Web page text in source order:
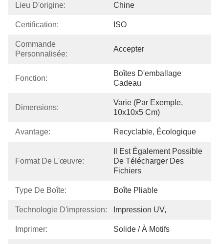
Lieu D'origine: Chine
Certification: ISO
Commande
Personnalisée:
Accepter
Fonction:
Boîtes D'emballage
Cadeau
Dimensions:
Varie (par Exemple,
10x10x5 Cm)
Avantage: Recyclable, Écologique
Format De L'œuvre:
Il Est Également Possible
De Télécharger Des
Fichiers
Type De Boîte: Boîte Pliable
Technologie D'impression: Impression UV,
Imprimer: Solide / À Motifs